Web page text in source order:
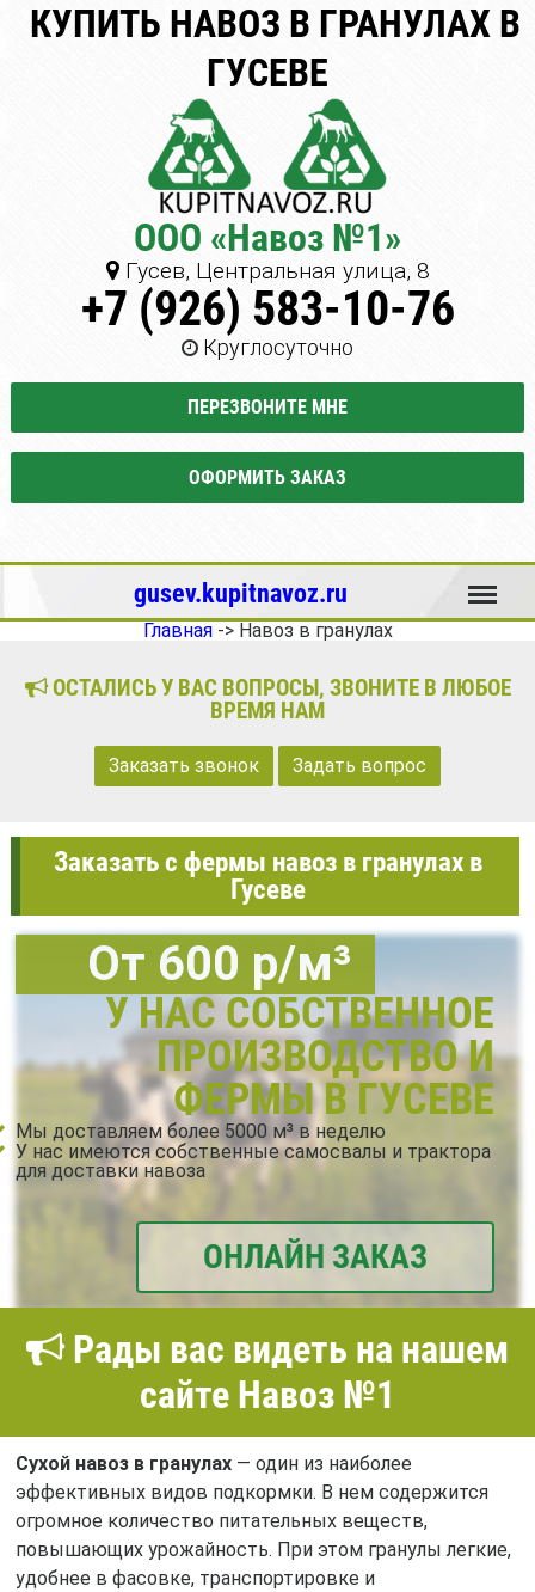
КУПИТЬ НАВОЗ В ГРАНУЛАХ В
ГУСЕВЕ
ООО «Навоз №1»
Гусев, Центральная улица, 8
+7 (926) 583-10-76
Круглосуточно
ПЕРЕЗВОНИТЕ МНЕ
ОФОРМИТЬ ЗАКАЗ
gusev.kupitnavoz.ru Меню
Главная-> Навоз в гранулах
ОСТАЛИСЬ У ВАС ВОПРОСЫ, ЗВОНИТЕ В ЛЮБОЕ
ВРЕМЯ НАМ
Заказать звонок Задать вопрос
Заказать с фермы навоз в гранулах в
Гусеве
От 600 р/м³
У НАС СОБСТВЕННОЕ
ПРОИЗВОДСТВО И
ФЕРМЫ В ГУСЕВЕ
Мы доставляем более 5000 м³ в неделю
У нас имеются собственные самосвалы и трактора
для доставки навоза
ОНЛАЙН ЗАКАЗ
Рады вас видеть на нашем
сайте Навоз №1
Сухой навоз в гранулах— один из наиболее
эффективных видов подкормки. В нем содержится
огромное количество питательных веществ,
повышающих урожайность. При этом гранулы легкие,
удобнее в фасовке, транспортировке и